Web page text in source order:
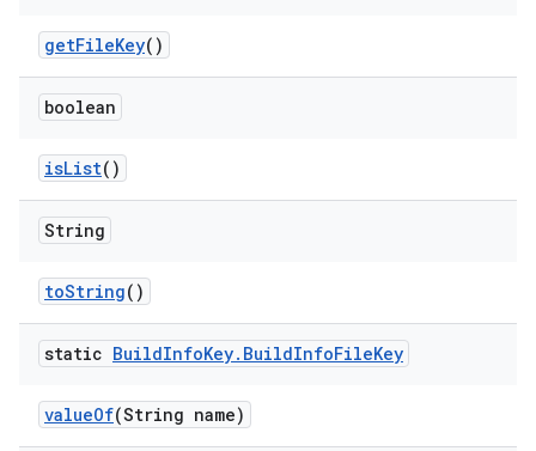
getFileKey()
boolean
isList()
String
toString()
static BuildInfoKey. BuildInfoFileKey
valueOf(String name)